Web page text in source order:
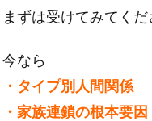
まずは受けてみてくだ
今なら
・タイプ別人間関係
・家族連鎖の根本要因